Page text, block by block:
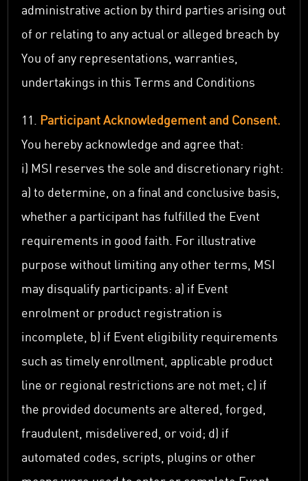
administrative action by third parties arising out
of or relating to any actual or alleged breach by
You of any representations, warranties,
undertakings in this Terms and Conditions
11. Participant Acknowledgement and Consent.
You hereby acknowledge and agree that:
i) MSI reserves the sole and discretionary right:
a) to determine, on a final and conclusive basis,
whether a participant has fulfilled the Event
requirements in good faith. For illustrative
purpose without limiting any other terms, MSI
may disqualify participants: a) if Event
enrolment or product registration is
incomplete, b) if Event eligibility requirements
such as timely enrollment, applicable product
line or regional restrictions are not met; c) if
the provided documents are altered, forged,
fraudulent, misdelivered, or void; d) if
automated codes, scripts, plugins or other